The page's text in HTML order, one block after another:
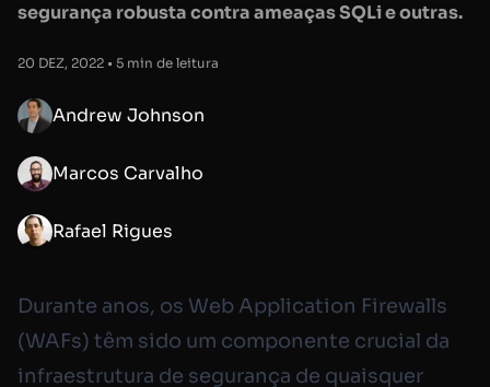
segurança robusta contra ameaças SQLi e outras.
20 DEZ, 2022 • 5 min de leitura
Andrew Johnson
Marcos Carvalho
Rafael Rigues
Durante anos, os Web Application Firewalls
(WAFs) têm sido um componente crucial da
infraestrutura de segurança de quaisquer